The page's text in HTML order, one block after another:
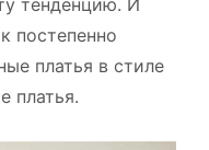
тенденцию. И
постепенно
платья в стиле
платья.